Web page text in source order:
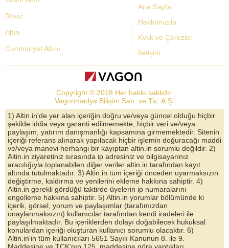
Ana Sayfa
Hakkımızda
Kvkk ve Çerezler
İletişim
Döviz
Altın
Cumhuriyet Altını
Dolar Kuru
Altın Yorumları
Döviz Kurları
Çeyrek Altın
Bitcoin
Euro/Dolar Parite
Sterlin
Döviz Arşivi
Copyright © 2018 Her hakkı saklıdır.
Vagonmedya Bilişim San. ve Tic. A.Ş.
1) Altin.in'de yer alan içeriğin doğru ve/veya güncel olduğu hiçbir
şekilde iddia veya garanti edilmemekte, hiçbir veri ve/veya
paylaşım, yatırım danışmanlığı kapsamına girmemektedir. Sitenin
içeriği referans alınarak yapılacak hiçbir işlemin doğuracağı maddi
ve/veya manevi herhangi bir kayıptan altin.in sorumlu değildir. 2)
Altin.in ziyaretiniz sırasında ip adresiniz ve bilgisayarınız
aracılığıyla toplanabilen diğer veriler altin.in tarafından kayıt
altında tutulmaktadır. 3) Altin.in tüm içeriği önceden uyarmaksızın
değiştirme, kaldırma ve yenilerini ekleme hakkına sahiptir. 4)
Altin.in gerekli gördüğü taktirde üyelerin ip numaralarını
engelleme hakkına sahiptir. 5) Altin.in yorumlar bölümünde ki
içerik, görsel, yorum ve paylaşımlar (tarafımızdan
onaylanmaksızın) kullanıcılar tarafından kendi iradeleri ile
paylaşılmaktadır. Bu içeriklerden dolayı doğabilecek hukuksal
konulardan içeriği oluşturan kullanıcı sorumlu olacaktır. 6)
Altin.in'in tüm kullanıcıları 5651 Sayılı Kanunun 8. ile 9.